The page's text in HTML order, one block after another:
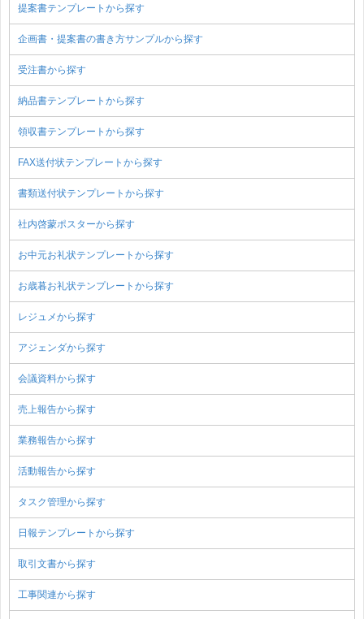
提案書テンプレートから探す
企画書・提案書の書き方サンプルから探す
受注書から探す
納品書テンプレートから探す
領収書テンプレートから探す
FAX送付状テンプレートから探す
書類送付状テンプレートから探す
社内啓蒙ポスターから探す
お中元お礼状テンプレートから探す
お歳暮お礼状テンプレートから探す
レジュメから探す
アジェンダから探す
会議資料から探す
売上報告から探す
業務報告から探す
活動報告から探す
タスク管理から探す
日報テンプレートから探す
取引文書から探す
工事関連から探す